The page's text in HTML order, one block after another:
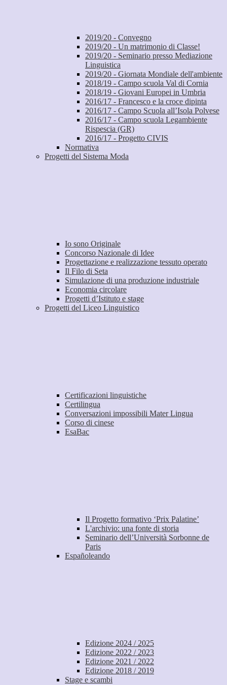
2019/20 - Convegno
2019/20 - Un matrimonio di Classe!
2019/20 - Seminario presso Mediazione
Linguistica
2019/20 - Giornata Mondiale dell'ambiente
2018/19 - Campo scuola Val di Cornia
2018/19 - Giovani Europei in Umbria
2016/17 - Francesco e la croce dipinta
2016/17 - Campo Scuola all’Isola Polvese
2016/17 - Campo scuola Legambiente
Rispescia (GR)
2016/17 - Progetto CIVIS
Normativa
Progetti del Sistema Moda
Io sono Originale
Concorso Nazionale di Idee
Progettazione e realizzazione tessuto operato
Il Filo di Seta
Simulazione di una produzione industriale
Economia circolare
Progetti d’Istituto e stage
Progetti del Liceo Linguistico
Certificazioni linguistiche
Certilingua
Conversazioni impossibili Mater Lingua
Corso di cinese
EsaBac
Il Progetto formativo ‘Prix Palatine’
L'archivio: una fonte di storia
Seminario dell’Università Sorbonne de
Paris
Españoleando
Edizione 2024 / 2025
Edizione 2022 / 2023
Edizione 2021 / 2022
Edizione 2018 / 2019
Stage e scambi